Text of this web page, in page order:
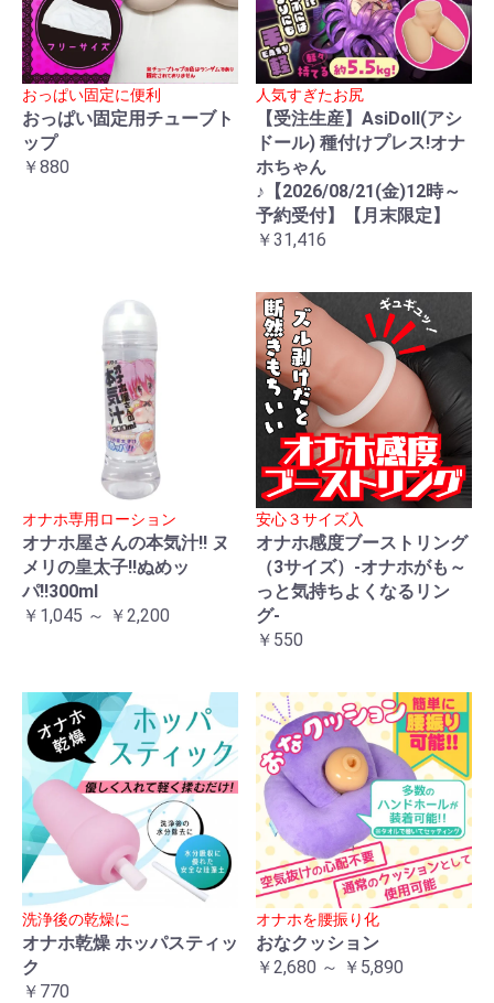
おっぱい固定に便利
おっぱい固定用チューブト
ップ
￥880
人気すぎたお尻
【受注生産】AsiDoll(アシ
ドール) 種付けプレス!オナ
ホちゃん
♪【2026/08/21(金)12時～
予約受付】【月末限定】
￥31,416
オナホ専用ローション
オナホ屋さんの本気汁!! ヌ
メリの皇太子!!ぬめッ
パ!!300ml
￥1,045 ～ ￥2,200
安心３サイズ入
オナホ感度ブーストリング
（3サイズ）-オナホがも～
っと気持ちよくなるリン
グ-
￥550
洗浄後の乾燥に
オナホ乾燥 ホッパスティッ
ク
￥770
オナホを腰振り化
おなクッション
￥2,680 ～ ￥5,890